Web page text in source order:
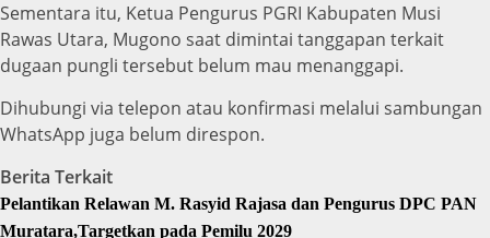
Sementara itu, Ketua Pengurus PGRI Kabupaten Musi
Rawas Utara, Mugono saat dimintai tanggapan terkait
dugaan pungli tersebut belum mau menanggapi.
Dihubungi via telepon atau konfirmasi melalui sambungan
WhatsApp juga belum direspon.
Berita Terkait
Pelantikan Relawan M. Rasyid Rajasa dan Pengurus DPC PAN
Muratara,Targetkan pada Pemilu 2029